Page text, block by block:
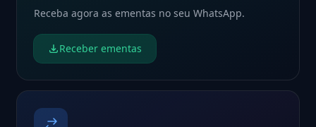
Receba agora as ementas no seu WhatsApp.
Receber ementas